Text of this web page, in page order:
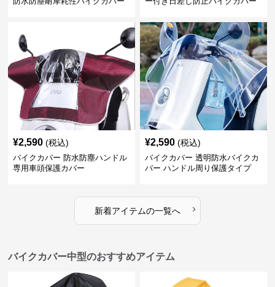
¥2,590 (税込)
バイクカバー 防水防塵ハンドル
専用車頭保護カバー
¥2,590 (税込)
バイクカバー 透明防水バイクカ
バー ハンドル周り保護タイプ
新着アイテムの一覧へ ›
バイクカバー中型のおすすめアイテム